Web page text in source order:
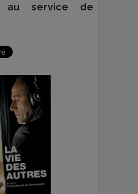
au service de